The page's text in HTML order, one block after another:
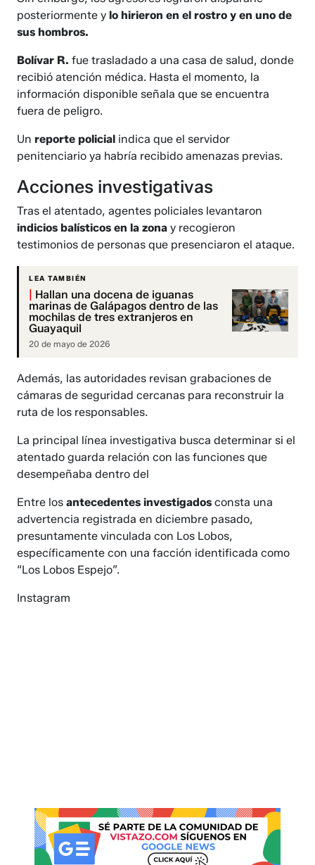
posteriormente y lo hirieron en el rostro y en uno de
sus hombros.
Bolívar R.fue trasladado a una casa de salud, donde
recibió atención médica. Hasta el momento, la
información disponible señala que se encuentra
fuera de peligro.
Unreporte policial indica que el servidor
penitenciario ya habría recibido amenazas previas.
Acciones investigativas
Tras el atentado, agentes policiales levantaron
indicios balísticos en la zona y recogieron
testimonios de personas que presenciaron el ataque.
LEA TAMBIÉN
Hallan una docena de iguanas
marinas de Galápagos dentro de las
mochilas de tres extranjeros en
Guayaquil
20 de mayo de 2026
Además, las autoridades revisan grabaciones de
cámaras de seguridad cercanas para reconstruir la
ruta de los responsables.
La principal línea investigativa busca determinar si el
atentado guarda relación con las funciones que
desempeñaba dentro del
Entre losantecedentes investigadosconsta una
advertencia registrada en diciembre pasado,
presuntamente vinculada con Los Lobos,
específicamente con una facción identificada como
“Los Lobos Espejo”.
Instagram